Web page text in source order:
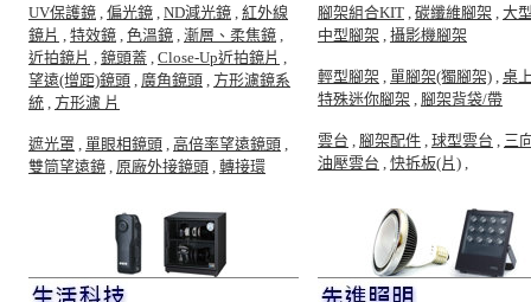
UV保護鏡 , 偏光鏡 , ND減光鏡 , 紅外線
鏡片 , 特效鏡 , 色溫鏡 , 漸層、柔焦鏡 ,
近拍鏡片 , 鏡頭蓋 , Close-Up近拍鏡片 ,
望遠(增距)鏡頭 , 廣角鏡頭 , 方形濾鏡系
統 , 方形濾 片
遮光罩 , 單眼相鏡頭 , 高倍率望遠鏡頭 ,
雙筒望遠鏡 , 原廠外接鏡頭 , 轉接環
腳架組合KIT , 碳纖維腳架 , 大
中型腳架 , 攝影機腳架
輕型腳架 , 單腳架(獨腳架) , 桌
特殊迷你腳架 , 腳架背袋/帶
雲台 , 腳架配件 , 球型雲台 , 三
油壓雲台 , 快拆板(片) ,